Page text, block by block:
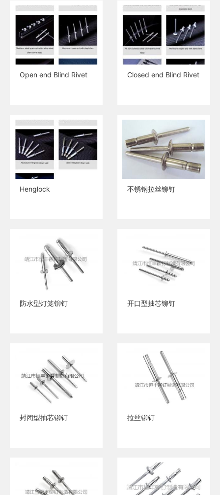
Open end Blind Rivet Closed end Blind Rivet
Henglock 不锈钢拉丝铆钉
防水型灯笼铆钉 开口型抽芯铆钉
封闭型抽芯铆钉 拉丝铆钉